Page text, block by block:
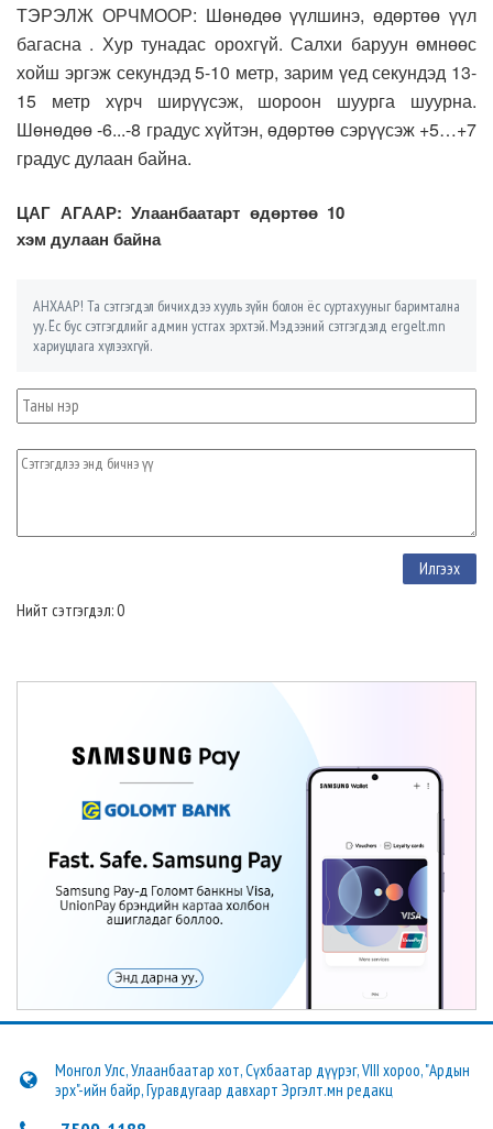
ТЭРЭЛЖ ОРЧМООР: Шөнөдөө үүлшинэ, өдөртөө үүл
багасна . Хур тунадас орохгүй. Салхи баруун өмнөөс
хойш эргэж секундэд 5-10 метр, зарим үед секундэд 13-
15 метр хүрч ширүүсэж, шороон шуурга шуурна.
Шөнөдөө -6...-8 градус хүйтэн, өдөртөө сэрүүсэж +5…+7
градус дулаан байна.
ЦАГ АГААР: Улаанбаатарт өдөртөө 10
хэм дулаан байна
АНХААР! Та сэтгэгдэл бичихдээ хууль зүйн болон ёс суртахууныг баримтална
уу. Ёс бус сэтгэгдлийг админ устгах эрхтэй. Мэдээний сэтгэгдэлд ergelt.mn
хариуцлага хүлээхгүй.
Нийт сэтгэгдэл: 0
Монгол Улс, Улаанбаатар хот, Сүхбаатар дүүрэг, VIII хороо, "Ардын
эрх"-ийн байр, Гуравдугаар давхарт Эргэлт.мн редакц